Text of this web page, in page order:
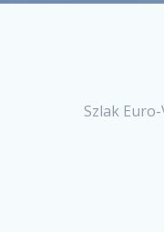
Szlak Euro-